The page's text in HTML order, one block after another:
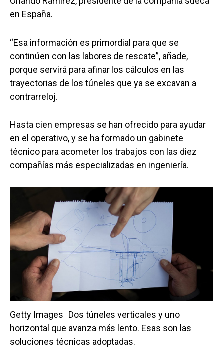
en España.
“Esa información es primordial para que se
continúen con las labores de rescate”, añade,
porque servirá para afinar los cálculos en las
trayectorias de los túneles que ya se excavan a
contrarreloj.
Hasta cien empresas se han ofrecido para ayudar
en el operativo, y se ha formado un gabinete
técnico para acometer los trabajos con las diez
compañías más especializadas en ingeniería.
Getty Images Dos túneles verticales y uno
horizontal que avanza más lento. Esas son las
soluciones técnicas adoptadas.